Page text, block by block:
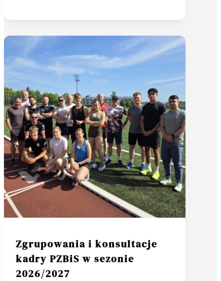
Zgrupowania i konsultacje
kadry PZBiS w sezonie
2026/2027